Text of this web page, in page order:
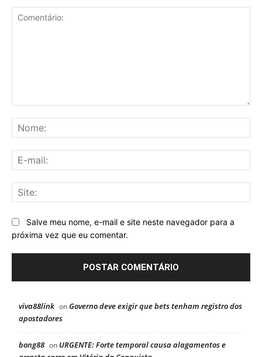
Salve meu nome, e-mail e site neste navegador para a
próxima vez que eu comentar.
viva88link onGoverno deve exigir que bets tenham registro dos
apostadores
bong88 on URGENTE: Forte temporal causa alagamentos e